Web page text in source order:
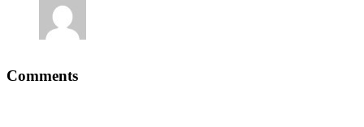
Comments